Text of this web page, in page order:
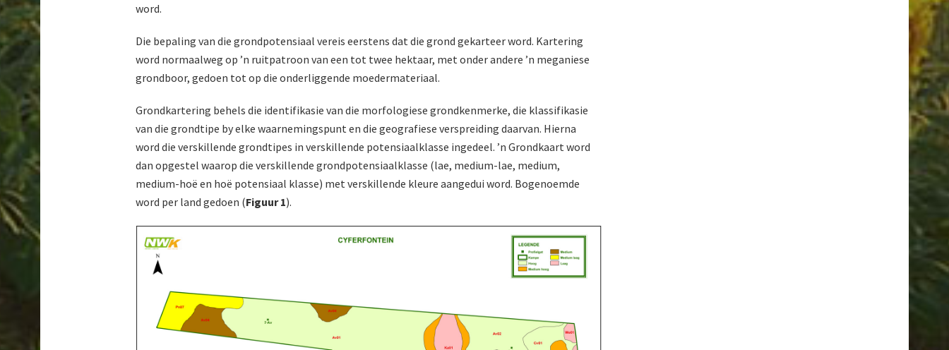
word.
Die bepaling van die grondpotensiaal vereis eerstens dat die grond gekarteer word. Kartering
word normaalweg op ’n ruitpatroon van een tot twee hektaar, met onder andere ’n meganiese
grondboor, gedoen tot op die onderliggende moedermateriaal.
Grondkartering behels die identifikasie van die morfologiese grondkenmerke, die klassifikasie
van die grondtipe by elke waarnemingspunt en die geografiese verspreiding daarvan. Hierna
word die verskillende grondtipes in verskillende potensiaalklasse ingedeel. ’n Grondkaart word
dan opgestel waarop die verskillende grondpotensiaalklasse (lae, medium-lae, medium,
medium-hoë en hoë potensiaal klasse) met verskillende kleure aangedui word. Bogenoemde
word per land gedoen (Figuur 1).